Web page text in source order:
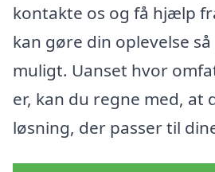
kontakte os og få hjælp
kan gøre din oplevelse
muligt. Uanset hvor
er, kan du regne med, at
løsning, der passer til